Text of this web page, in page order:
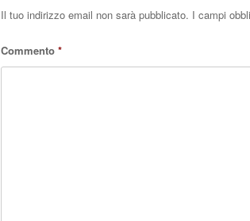
Il tuo indirizzo email non sarà pubblicato. I campi
Commento *